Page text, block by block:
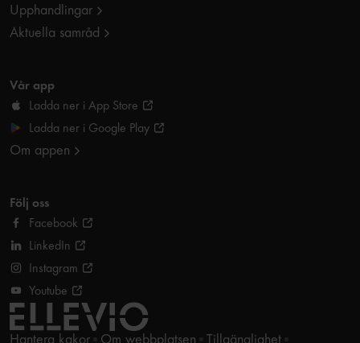
Upphandlingar
Aktuella samråd
Vår app
Ladda ner i App Store
Ladda ner i Google Play
Om appen
Följ oss
Facebook
LinkedIn
Instagram
Youtube
Hantera kakor Om webbplatsen Tillgänglighet